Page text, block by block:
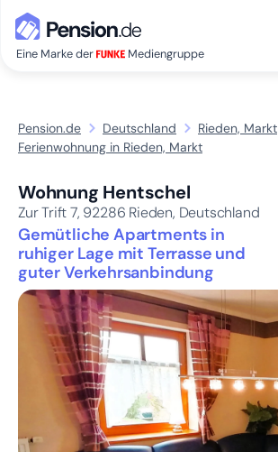
Eine Marke der Mediengruppe
Pension.de Deutschland
Rieden, Markt
Ferienwohnung in Rieden, Markt
Wohnung Hentschel
Zur Trift 7, 92286 Rieden, Deutschland
Gemütliche Apartments in
ruhiger Lage mit Terrasse und
guter Verkehrsanbindung